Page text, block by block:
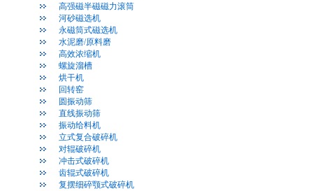
高强磁半磁磁力滚筒
河砂磁选机
永磁筒式磁选机
水泥磨/原料磨
高效浓缩机
螺旋溜槽
烘干机
回转窑
圆振动筛
直线振动筛
振动给料机
立式复合破碎机
对辊破碎机
冲击式破碎机
齿辊式破碎机
复摆细碎颚式破碎机